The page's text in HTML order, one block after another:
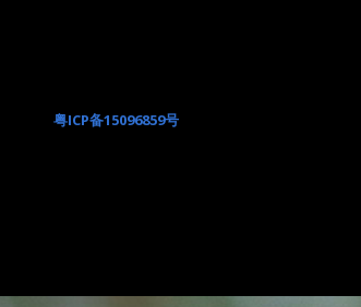
粤ICP备15096859号